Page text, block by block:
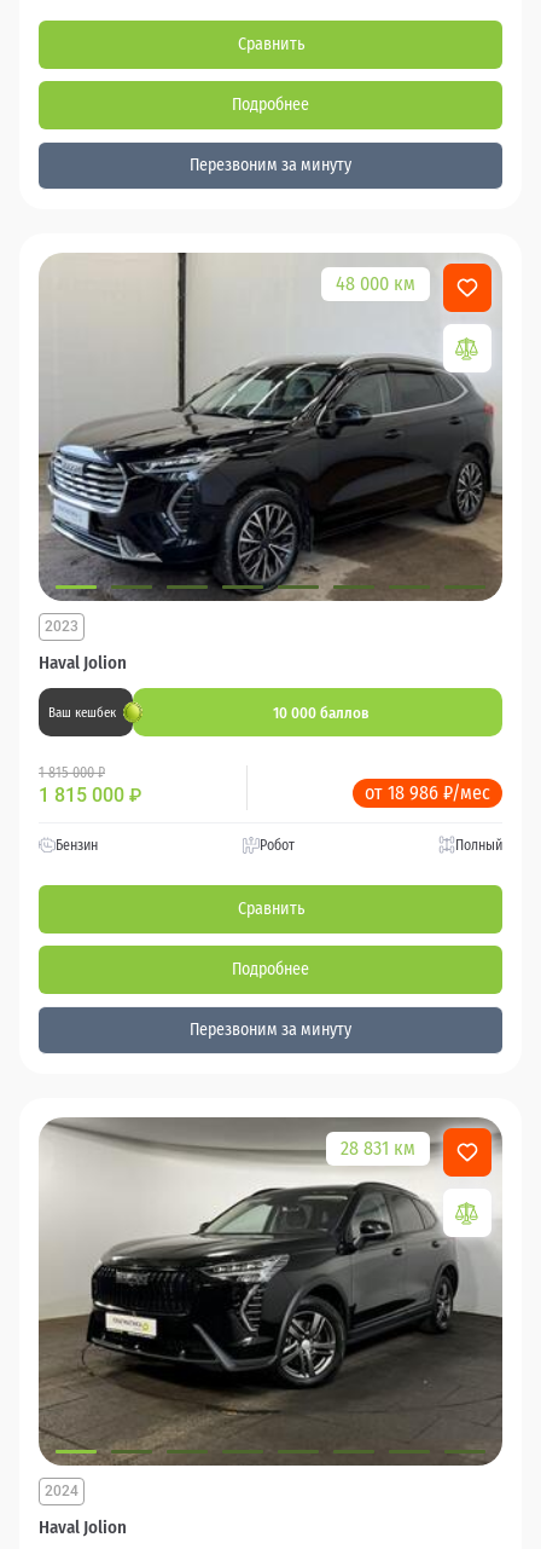
Сравнить
Подробнее
Перезвоним за минуту
48 000 км
Haval Jolion
2023
Ваш кешбек 10 000 баллов
1 815 000 ₽
1 815 000 ₽ от 18 986 ₽/мес
Бензин Робот Полный
Сравнить
Подробнее
Перезвоним за минуту
28 831 км
Haval Jolion
2024